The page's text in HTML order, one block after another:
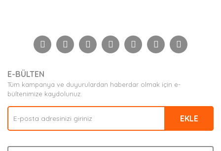
E-BÜLTEN
Tüm kampanya ve duyurulardan haberdar olmak için e-
bültenimize kaydolunuz.
EKLE